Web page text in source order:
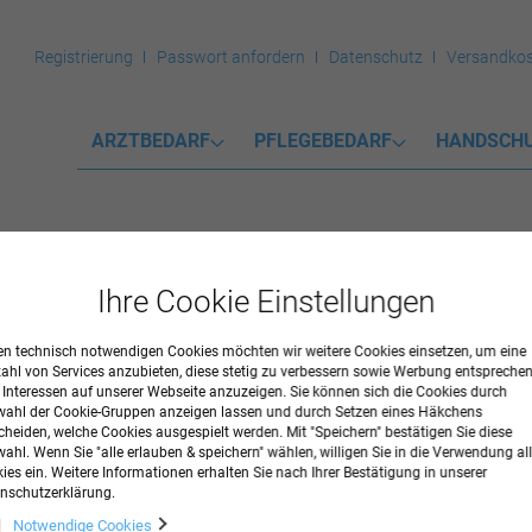
Registrierung Passwort anfordern Datenschutz
ARZTBEDARF PFLEGEBEDARF
EuroStar mit 4
leer. Kompakter Notfallrucksack für mobile Ersthelfer, Material:
Ihre Cookie Einstellungen
technisch notwendigen Cookies möchten wir weitere Cookies einsetzen, um eine
von Services anzubieten, diese stetig zu verbessern sowie Werbung
Interessen auf unserer Webseite anzuzeigen. Sie können sich die Cookies durch
der Cookie-Gruppen anzeigen lassen und durch Setzen eines Häkchens
welche Cookies ausgespielt werden. Mit "Speichern" bestätigen Sie diese
Wenn Sie "alle erlauben & speichern" wählen, willigen Sie in die Verwendung
ein. Weitere Informationen erhalten Sie nach Ihrer Bestätigung in unserer
Notwendige Cookies